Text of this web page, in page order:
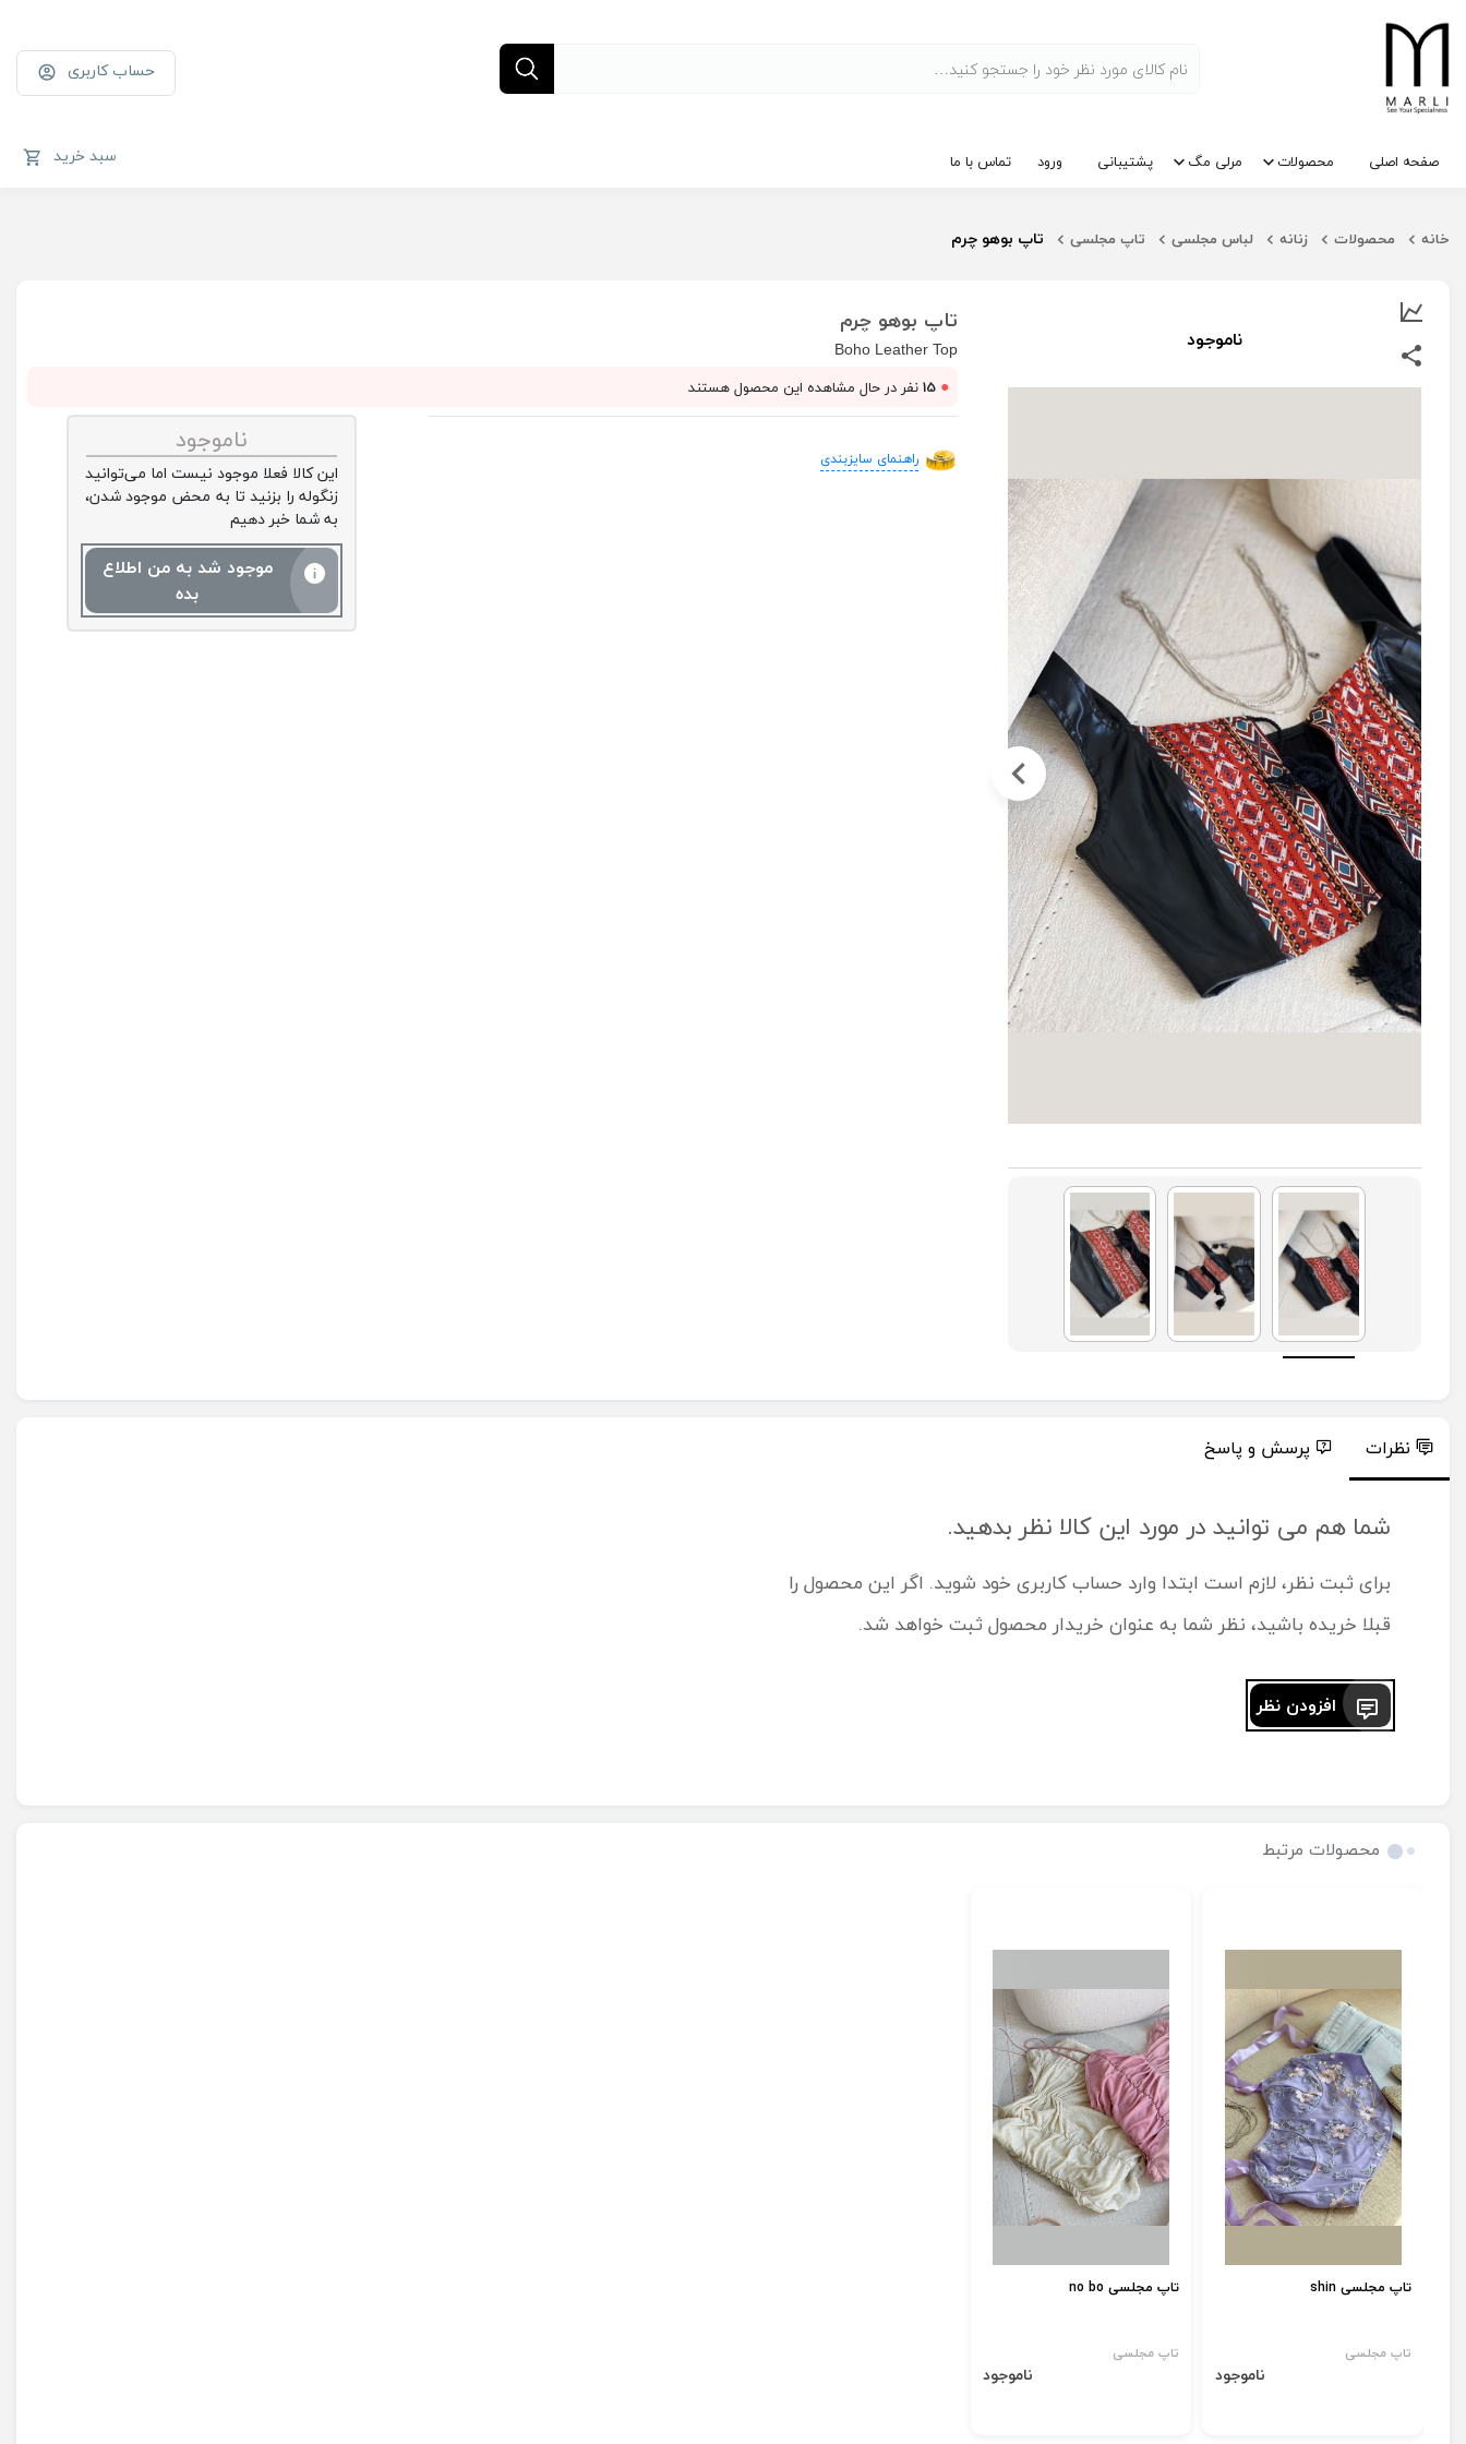
حساب کاربری
صفحه اصلی محصولات مرلی مگ پشتیبانی ورود تماس با ما سبد خرید
خانه محصولات زنانه لباس مجلسی تاپ مجلسی تاپ بوهو چرم
ناموجود
تاپ بوهو چرم
Boho Leather Top
●
15نفر در حال مشاهده این محصول هستند
راهنمای سایزبندی
ناموجود
این کالا فعلا موجود نیست اما می‌توانید
زنگوله را بزنید تا به محض موجود شدن،
به شما خبر دهیم
موجود شد به من اطلاع
بده
نظرات پرسش و پاسخ
شما هم می توانید در مورد این کالا نظر بدهید.
برای ثبت نظر، لازم است ابتدا وارد حساب کاربری خود شوید. اگر این محصول را
قبلا خریده باشید، نظر شما به عنوان خریدار محصول ثبت خواهد شد.
افزودن نظر
محصولات مرتبط
تاپ مجلسی shin
تاپ مجلسی
ناموجود
تاپ مجلسی no bo
تاپ مجلسی
ناموجود